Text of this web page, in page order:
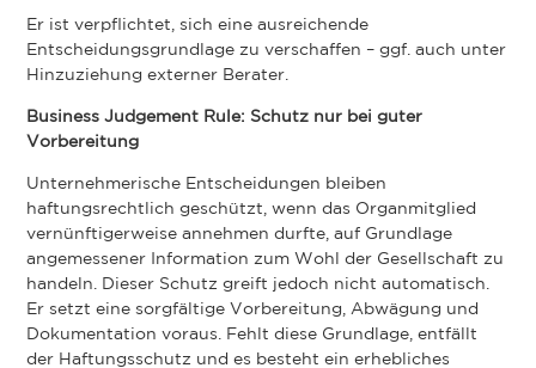
Er ist verpflichtet, sich eine ausreichende
Entscheidungsgrundlage zu verschaffen – ggf. auch unter
Hinzuziehung externer Berater.
Business Judgement Rule: Schutz nur bei guter
Vorbereitung
Unternehmerische Entscheidungen bleiben
haftungsrechtlich geschützt, wenn das Organmitglied
vernünftigerweise annehmen durfte, auf Grundlage
angemessener Information zum Wohl der Gesellschaft zu
handeln. Dieser Schutz greift jedoch nicht automatisch.
Er setzt eine sorgfältige Vorbereitung, Abwägung und
Dokumentation voraus. Fehlt diese Grundlage, entfällt
der Haftungsschutz und es besteht ein erhebliches